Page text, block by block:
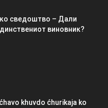
сведоштво – Дали
виновник?
khuvdo ćhurikaja ko